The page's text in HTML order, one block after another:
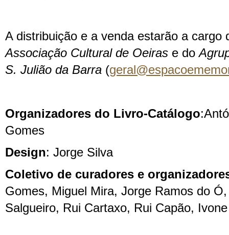
A distribuição e a venda estarão a cargo
Associação Cultural de Oeiras e do
S. Julião da Barra (
Organizadores do Livro-Catálogo
Gomes
Design: Jorge Silva
Coletivo de curadores e
Gomes, Miguel Mira, Jorge Ramos do
Salgueiro, Rui Cartaxo, Rui Capão,